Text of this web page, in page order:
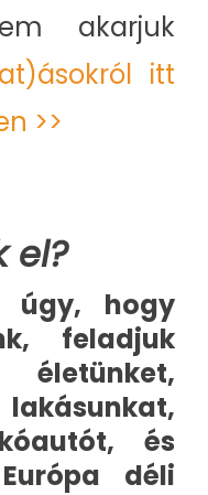
akarjuk
itt
>>
el?
úgy, hogy
feladjuk
és
déli